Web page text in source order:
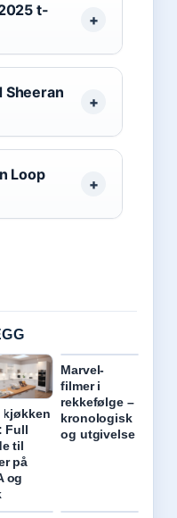
t-
Sheeran
Loop
kjøkken
Full
til
på
og
Marvel-
filmer i
rekkefølge –
kronologisk
og utgivelse